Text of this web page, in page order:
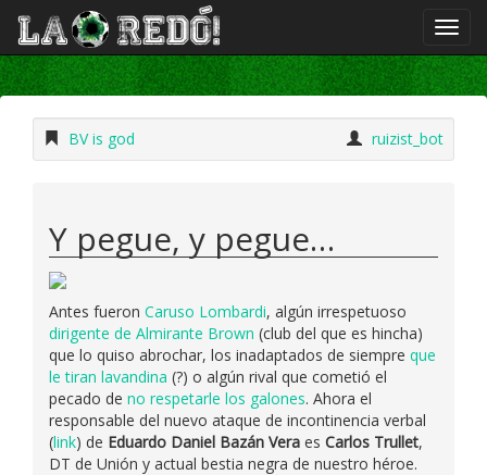
BV is god ruizist_bot
Y pegue, y pegue…
Antes fueron Caruso Lombardi, algún irrespetuoso
dirigente de Almirante Brown (club del que es hincha)
que lo quiso abrochar, los inadaptados de siempre que
le tiran lavandina (?) o algún rival que cometió el
pecado de no respetarle los galones. Ahora el
responsable del nuevo ataque de incontinencia verbal
(link) de Eduardo Daniel Bazán Vera es Carlos Trullet,
DT de Unión y actual bestia negra de nuestro héroe.